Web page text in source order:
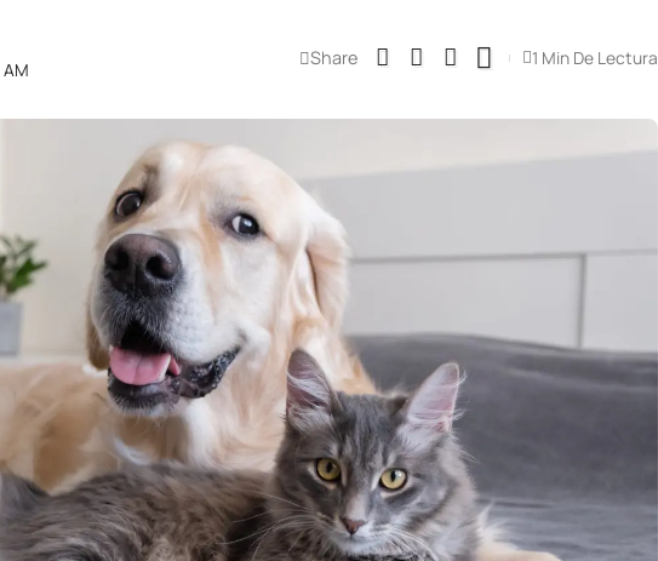
Share 1 Min De Lectura